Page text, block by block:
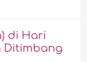
di Hari
Ditimbang